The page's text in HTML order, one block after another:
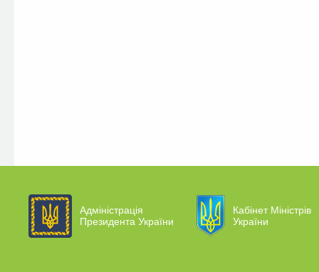
Адміністрація
Президента України
Кабінет Міністрів
України